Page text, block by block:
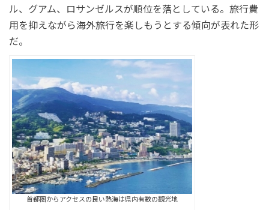
ル、グアム、ロサンゼルスが順位を落としている。旅行費
用を抑えながら海外旅行を楽しもうとする傾向が表れた形
だ。
首都圏からアクセスの良い熱海は県内有数の観光地